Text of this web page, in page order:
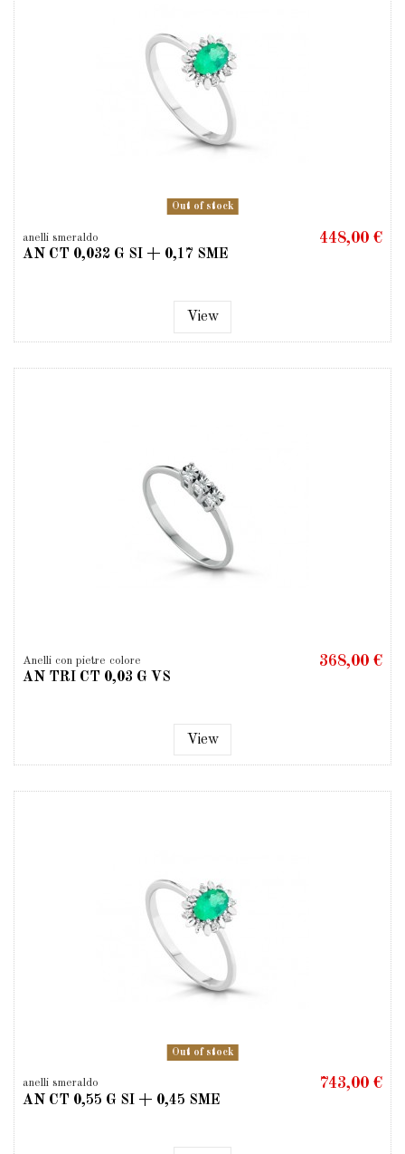
Out of stock
anelli smeraldo
AN CT 0,032 G SI + 0,17 SME
448,00 €
View
Anelli con pietre colore
AN TRI CT 0,03 G VS
368,00 €
View
Out of stock
anelli smeraldo
AN CT 0,55 G SI + 0,45 SME
743,00 €